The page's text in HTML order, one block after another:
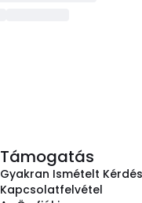
Támogatás
Gyakran Ismételt
Kapcsolatfelvétel